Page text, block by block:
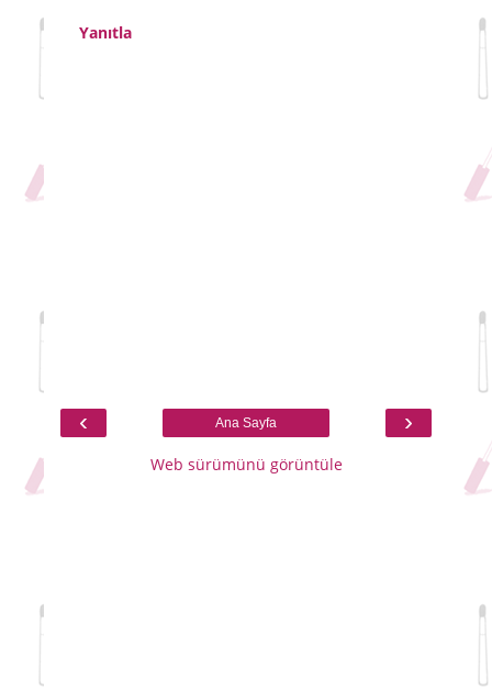
Yanıtla
‹ ›
Ana Sayfa
Web sürümünü görüntüle